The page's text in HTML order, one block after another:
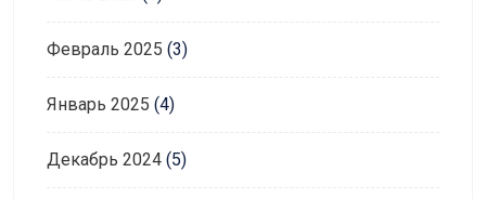
Февраль 2025 (3)
Январь 2025 (4)
Декабрь 2024 (5)